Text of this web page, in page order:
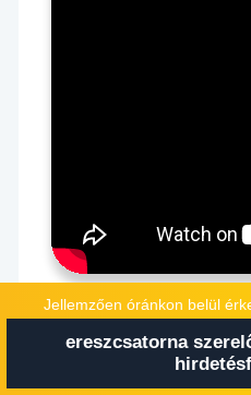
Ereszcsatorna
Budapest
Amikor szakit keresünk
Jellemzően óránkon belül
ereszcsatorna